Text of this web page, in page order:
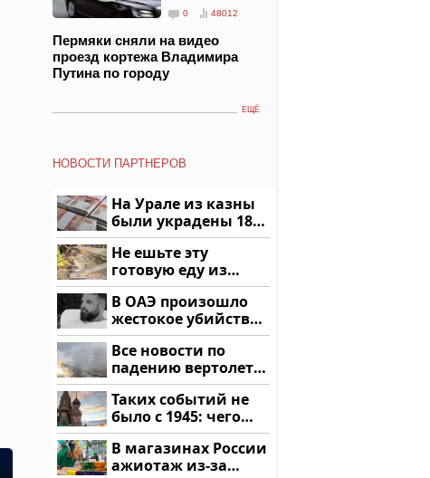
0 48012
Пермяки сняли на видео
проезд кортежа Владимира
Путина по городу
ЕЩЁ
НОВОСТИ ПАРТНЕРОВ
На Урале из казны
были украдены 18
миллионов рублей
Не ешьте эту
готовую еду из
магазина: список
В ОАЭ произошло
жестокое убийство
криптомиллионера
Все новости по
падению вертолета
на Кавказе: читать
здесь
Таких событий не
было с 1945: чего
ждать всем нам?
В магазинах России
ажиотаж из-за